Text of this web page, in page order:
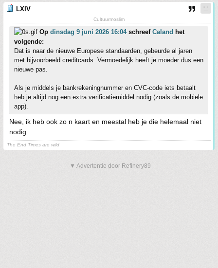
LXIV
Cultuurmoslim
Op dinsdag 9 juni 2026 16:04schreef Caland het
volgende:
Dat is naar de nieuwe Europese standaarden, gebeurde al jaren
met bijvoorbeeld creditcards. Vermoedelijk heeft je moeder dus een
nieuwe pas.
Als je middels je bankrekeningnummer en CVC-code iets betaalt
heb je altijd nog een extra verificatiemiddel nodig (zoals de mobiele
app).
Nee, ik heb ook zo n kaart en meestal heb je die helemaal niet
nodig
The End Times are wild
▼ Advertentie door Refinery89